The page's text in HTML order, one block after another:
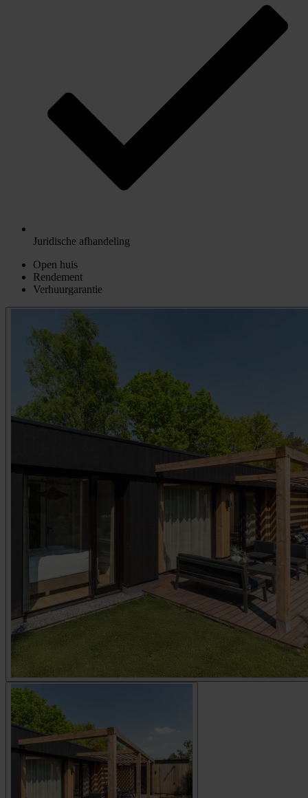
Juridische afhandeling
Open huis
Rendement
Verhuurgarantie